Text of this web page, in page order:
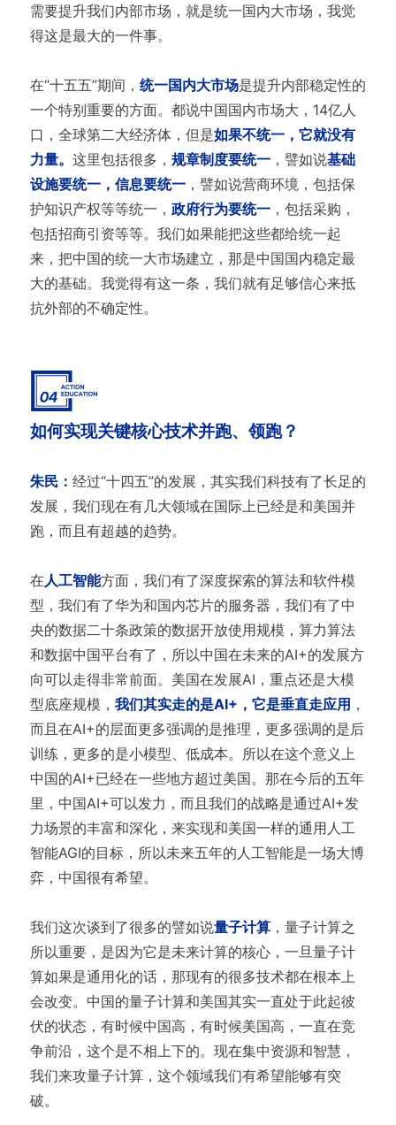
需要提升我们内部市场，就是统一国内大市场，我觉
得这是最大的一件事。
在“十五五”期间， 统一国内大市场是提升内部稳定性的
一个特别重要的方面。都说中国国内市场大，14亿人
口，全球第二大经济体，但是如果不统一，它就没有
力量。 这里包括很多， 规章制度要统一，譬如说基础
设施要统一，信息要统一，譬如说营商环境，包括保
护知识产权等等统一， 政府行为要统一，包括采购，
包括招商引资等等。我们如果能把这些都给统一起
来，把中国的统一大市场建立，那是中国国内稳定最
大的基础。我觉得有这一条，我们就有足够信心来抵
抗外部的不确定性。
如何实现关键核心技术并跑、领跑？
朱民： 经过“十四五”的发展，其实我们科技有了长足的
发展，我们现在有几大领域在国际上已经是和美国并
跑，而且有超越的趋势。
在 人工智能方面，我们有了深度探索的算法和软件模
型，我们有了华为和国内芯片的服务器，我们有了中
央的数据二十条政策的数据开放使用规模，算力算法
和数据中国平台有了，所以中国在未来的AI+的发展方
向可以走得非常前面。美国在发展AI，重点还是大模
型底座规模， 我们其实走的是AI+，它是垂直走应用 ，
而且在AI+的层面更多强调的是推理，更多强调的是后
训练，更多的是小模型、低成本。所以在这个意义上
中国的AI+已经在一些地方超过美国。那在今后的五年
里，中国AI+可以发力，而且我们的战略是通过AI+发
力场景的丰富和深化，来实现和美国一样的通用人工
智能AGI的目标，所以未来五年的人工智能是一场大博
弈，中国很有希望。
我们这次谈到了很多的譬如说量子计算，量子计算之
所以重要，是因为它是未来计算的核心，一旦量子计
算如果是通用化的话，那现有的很多技术都在根本上
会改变。中国的量子计算和美国其实一直处于此起彼
伏的状态，有时候中国高，有时候美国高，一直在竞
争前沿，这个是不相上下的。现在集中资源和智慧，
我们来攻量子计算，这个领域我们有希望能够有突
破。